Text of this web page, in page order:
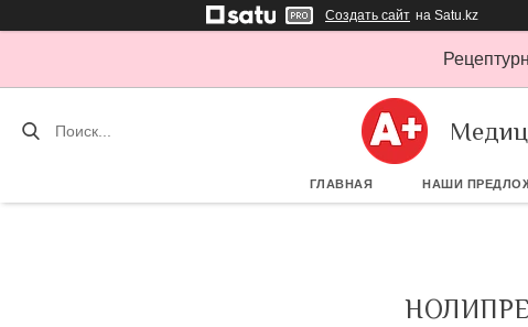
Создать сайт на Satu.kz
ГЛАВНАЯ НАШИ